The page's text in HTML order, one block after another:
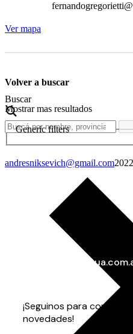
Ver mapa
Volver a buscar
Buscar
Mostrar mas resultados
Generic filters
andresniksevich@gmail.com
¡Seguinos para conocer
novedades!